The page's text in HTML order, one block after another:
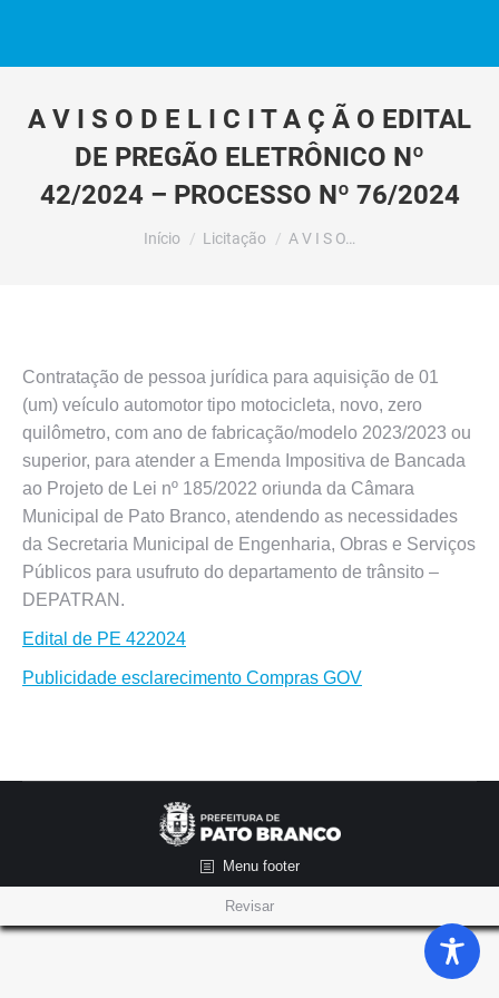
A V I S O D E L I C I T A Ç Ã O EDITAL
DE PREGÃO ELETRÔNICO Nº
42/2024 – PROCESSO Nº 76/2024
Você está aqui:
Início Licitação A V I S O…
Contratação de pessoa jurídica para aquisição de 01
(um) veículo automotor tipo motocicleta, novo, zero
quilômetro, com ano de fabricação/modelo 2023/2023 ou
superior, para atender a Emenda Impositiva de Bancada
ao Projeto de Lei nº 185/2022 oriunda da Câmara
Municipal de Pato Branco, atendendo as necessidades
da Secretaria Municipal de Engenharia, Obras e Serviços
Públicos para usufruto do departamento de trânsito –
DEPATRAN.
Edital de PE 422024
Publicidade esclarecimento Compras GOV
Menu footer
Revisar